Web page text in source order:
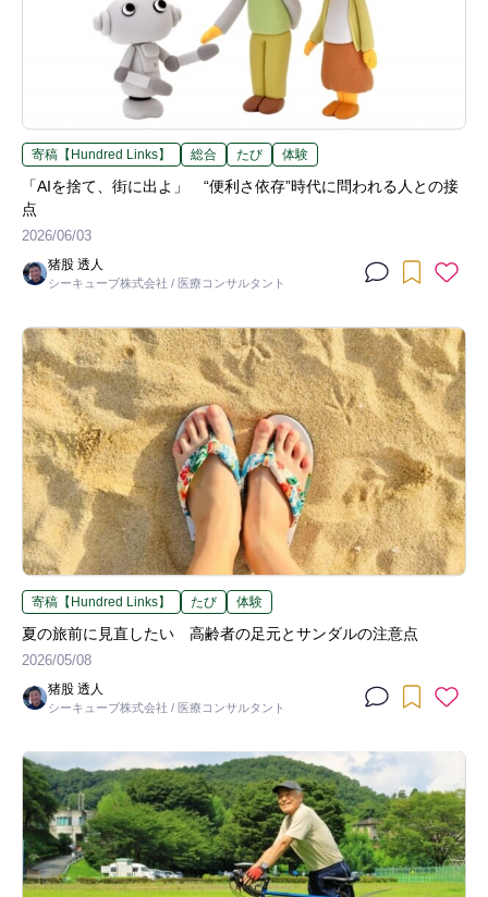
寄稿【Hundred Links】 総合 たび 体験
「AIを捨て、街に出よ」 “便利さ依存”時代に問われる人との接
点
2026/06/03
猪股 透人
シーキューブ株式会社 / 医療コンサルタント
寄稿【Hundred Links】 たび 体験
夏の旅前に見直したい 高齢者の足元とサンダルの注意点
2026/05/08
猪股 透人
シーキューブ株式会社 / 医療コンサルタント